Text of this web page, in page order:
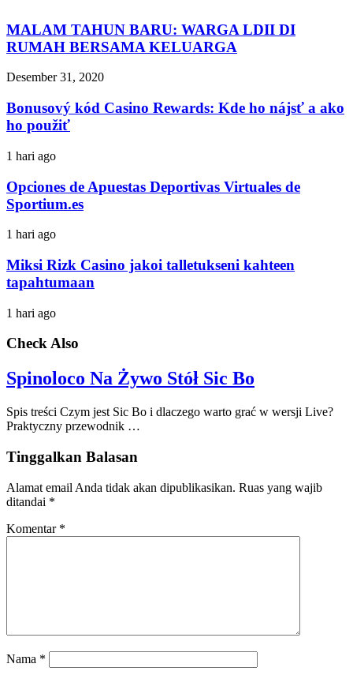
MALAM TAHUN BARU: WARGA LDII DI
RUMAH BERSAMA KELUARGA
Desember 31, 2020
Bonusový kód Casino Rewards: Kde ho nájsť a ako
ho použiť
1 hari ago
Opciones de Apuestas Deportivas Virtuales de
Sportium.es
1 hari ago
Miksi Rizk Casino jakoi talletukseni kahteen
tapahtumaan
1 hari ago
Check Also
Spinoloco Na Żywo Stół Sic Bo
Spis treści Czym jest Sic Bo i dlaczego warto grać w wersji Live?
Praktyczny przewodnik …
Tinggalkan Balasan
Alamat email Anda tidak akan dipublikasikan. Ruas yang wajib
ditandai *
Komentar *
Nama *